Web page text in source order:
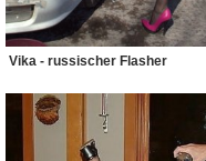
Vika - russischer Flasher